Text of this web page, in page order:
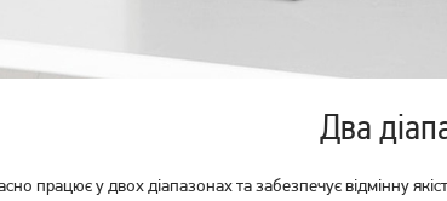
Два
працює у двох діапазонах та забезпечує відмінну